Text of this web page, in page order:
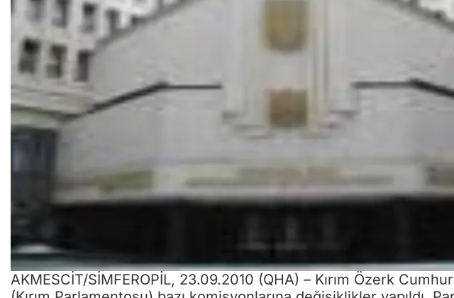
AKMESCİT/SİMFEROPİL, 23.09.2010 (QHA) – Kırım Özerk